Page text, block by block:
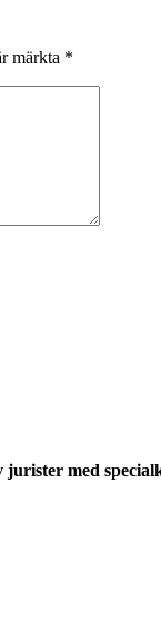
märkta *
med